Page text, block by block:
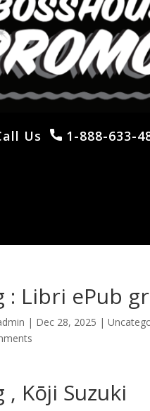
Us 1-888-633-
: Libri ePub
| Dec 28, 2025 |
, Kōji Suzuki